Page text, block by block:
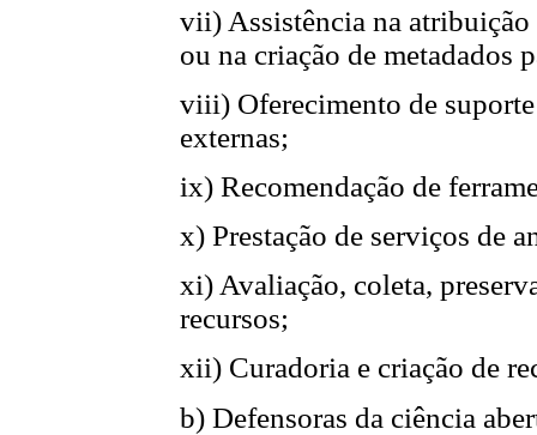
vii) Assistência na atribuição
ou na criação de metadados
viii) Oferecimento de
externas;
ix) Recomendação de
x) Prestação de serviços de
xi) Avaliação, coleta,
recursos;
xii) Curadoria e criação de
b) Defensoras da ciência